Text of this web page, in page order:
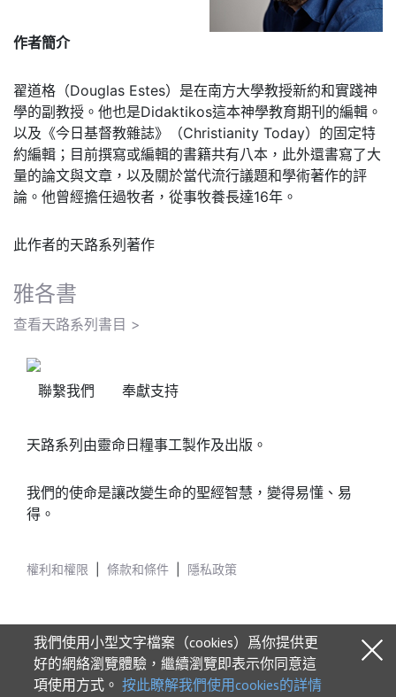
作者簡介
翟道格（Douglas Estes）是在南方大學教授新約和實踐神
學的副教授。他也是Didaktikos這本神學教育期刊的編輯。
以及《今日基督教雜誌》（Christianity Today）的固定特
約編輯；目前撰寫或編輯的書籍共有八本，此外還書寫了大
量的論文與文章，以及關於當代流行議題和學術著作的評
論。他曾經擔任過牧者，從事牧養長達16年。
此作者的天路系列著作
雅各書
查看天路系列書目 >
聯繫我們 奉獻支持
天路系列由靈命日糧事工製作及出版。
我們的使命是讓改變生命的聖經智慧，變得易懂、易
得。
權利和權限 條款和條件 隱私政策
© 2026 Our Daily Bread Ministries
我們使用小型文字檔案（cookies）爲你提供更
好的網絡瀏覽體驗，繼續瀏覽即表示你同意這
項使用方式。 按此瞭解我們使用cookies的詳情